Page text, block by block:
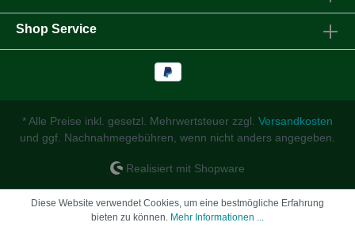
Shop Service
* Alle Preise inkl. gesetzl. Mehrwertsteuer zzgl. Versandkosten
und ggf. Nachnahmegebühren, wenn nicht anders angegeben.
Realisiert mit Shopware
Diese Website verwendet Cookies, um eine bestmögliche Erfahrung
bieten zu können. Mehr Informationen ...